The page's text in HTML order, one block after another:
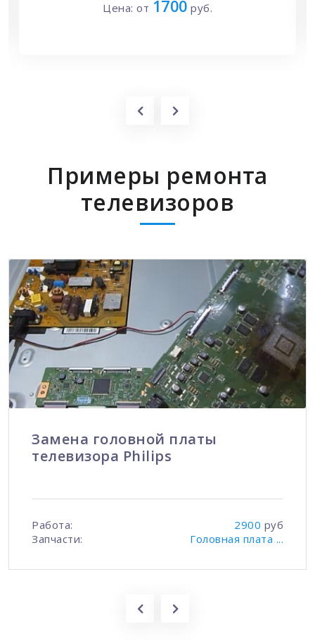
Цена: от 1700 руб.
Примеры ремонта
телевизоров
Замена головной платы
телевизора Philips
Работа: 2900 руб
Запчасти:
Головная плата ...